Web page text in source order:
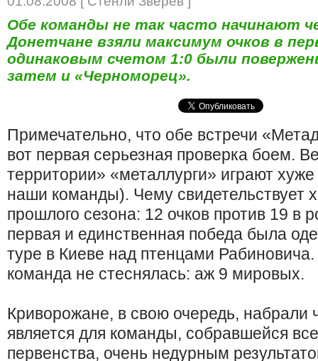
Обе команды не так часто начинают
Донетчане взяли максимум очков в
одинаковым счетом 1:0 были
затем и «Черноморец».
Примечательно, что обе встречи
вот первая серьезная проверка боем.
территории» «металлурги» играют
наши команды). Чему свидетельствует
прошлого сезона: 12 очков против 19 в
первая и единственная победа была
туре в Киеве над птенцами
команда не стеснялась: аж 9 мировых.
Криворожане, в свою очередь, набрали
является для команды, собравшейся
первенства, очень недурным